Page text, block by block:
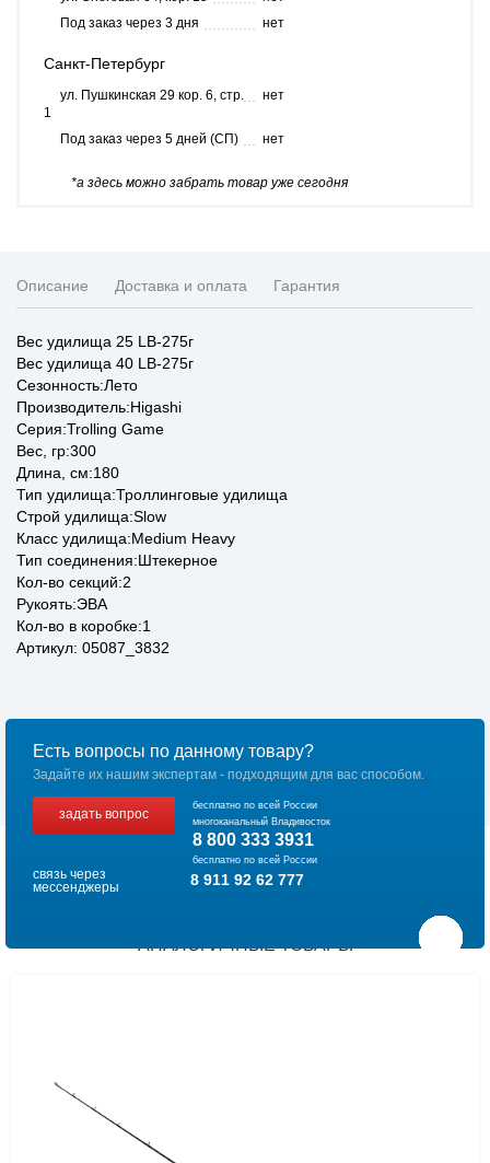
Под заказ через 3 дня
нет
Санкт-Петербург
ул. Пушкинская 29 кор. 6, стр.
1
нет
Под заказ через 5 дней (СП) нет
*а здесь можно забрать товар уже сегодня
Описание Доставка и оплата Гарантия
Вес удилища 25 LB-275г
Вес удилища 40 LB-275г
Сезонность:Лето
Производитель:Higashi
Серия:Trolling Game
Вес, гр:300
Длина, см:180
Тип удилища:Троллинговые удилища
Строй удилища:Slow
Класс удилища:Medium Heavy
Тип соединения:Штекерное
Кол-во секций:2
Рукоять:ЭВА
Кол-во в коробке:1
Артикул: 05087_3832
Есть вопросы по данному товару?
Задайте их нашим экспертам - подходящим для вас способом.
задать вопрос
бесплатно по всей России
многоканальный Владивосток
8 800 333 3931
бесплатно по всей России
связь через
мессенджеры
8 911 92 62 777
АНАЛОГИЧНЫЕ ТОВАРЫ